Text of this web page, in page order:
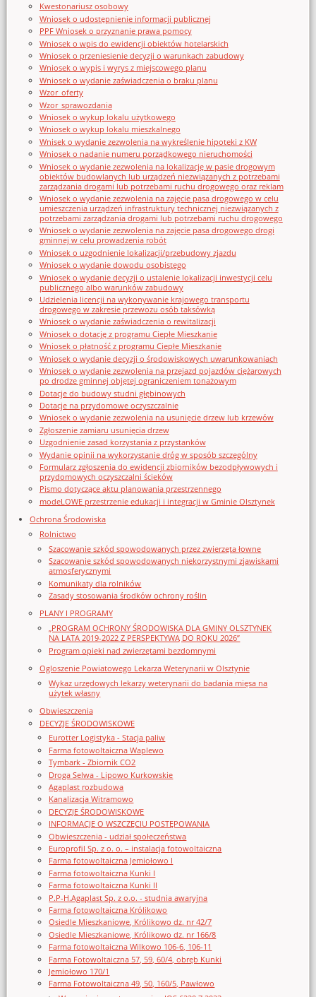
Kwestonariusz osobowy
Wniosek o udostępnienie informacji publicznej
PPF Wniosek o przyznanie prawa pomocy
Wniosek o wpis do ewidencji obiektów hotelarskich
Wniosek o przeniesienie decyzji o warunkach zabudowy
Wniosek o wypis i wyrys z miejscowego planu
Wniosek o wydanie zaświadczenia o braku planu
Wzor_oferty
Wzor_sprawozdania
Wniosek o wykup lokalu użytkowego
Wniosek o wykup lokalu mieszkalnego
Wnisek o wydanie zezwolenia na wykreślenie hipoteki z KW
Wniosek o nadanie numeru porządkowego nieruchomości
Wniosek o wydanie zezwolenia na lokalizację w pasie drogowym
obiektów budowlanych lub urządzeń niezwiązanych z potrzebami
zarządzania drogami lub potrzebami ruchu drogowego oraz reklam
Wniosek o wydanie zezwolenia na zajęcie pasa drogowego w celu
umieszczenia urządzeń infrastruktury technicznej niezwiązanych z
potrzebami zarządzania drogami lub potrzebami ruchu drogowego
Wniosek o wydanie zezwolenia na zajęcie pasa drogowego drogi
gminnej w celu prowadzenia robót
Wniosek o uzgodnienie lokalizacji/przebudowy zjazdu
Wniosek o wydanie dowodu osobistego
Wniosek o wydanie decyzji o ustalenie lokalizacji inwestycji celu
publicznego albo warunków zabudowy
Udzielenia licencji na wykonywanie krajowego transportu
drogowego w zakresie przewozu osób taksówką
Wniosek o wydanie zaświadczenia o rewitalizacji
Wniosek o dotację z programu Ciepłe Mieszkanie
Wniosek o płatność z programu Ciepłe Mieszkanie
Wniosek o wydanie decyzji o środowiskowych uwarunkowaniach
Wniosek o wydanie zezwolenia na przejazd pojazdów ciężarowych
po drodze gminnej objętej ograniczeniem tonażowym
Dotacje do budowy studni głębinowych
Dotacje na przydomowe oczyszczalnie
Wniosek o wydanie zezwolenia na usunięcie drzew lub krzewów
Zgłoszenie zamiaru usunięcia drzew
Uzgodnienie zasad korzystania z przystanków
Wydanie opinii na wykorzystanie dróg w sposób szczególny
Formularz zgłoszenia do ewidencji zbiorników bezodpływowych i
przydomowych oczyszczalni ścieków
Pismo dotyczące aktu planowania przestrzennego
modeLOWE przestrzenie edukacji i integracji w Gminie Olsztynek
Ochrona Środowiska
Rolnictwo
Szacowanie szkód spowodowanych przez zwierzęta łowne
Szacowanie szkód spowodowanych niekorzystnymi zjawiskami
atmosferycznymi
Komunikaty dla rolników
Zasady stosowania środków ochrony roślin
PLANY I PROGRAMY
„PROGRAM OCHRONY ŚRODOWISKA DLA GMINY OLSZTYNEK
NA LATA 2019-2022 Z PERSPEKTYWĄ DO ROKU 2026”
Program opieki nad zwierzętami bezdomnymi
Ogloszenie Powiatowego Lekarza Weterynarii w Olsztynie
Wykaz urzędowych lekarzy weterynarii do badania mięsa na
użytek własny
Obwieszczenia
DECYZJE ŚRODOWISKOWE
Eurotter Logistyka - Stacja paliw
Farma fotowoltaiczna Waplewo
Tymbark - Zbiornik CO2
Droga Selwa - Lipowo Kurkowskie
Agaplast rozbudowa
Kanalizacja Witramowo
DECYZJE ŚRODOWISKOWE
INFORMACJE O WSZCZĘCIU POSTĘPOWANIA
Obwieszczenia - udział społeczeństwa
Europrofil Sp. z o. o. – instalacja fotowoltaiczna
Farma fotowoltaiczna Jemiołowo I
Farma fotowoltaiczna Kunki I
Farma fotowoltaiczna Kunki II
P.P-H.Agaplast Sp. z o.o. - studnia awaryjna
Farma fotowoltaiczna Królikowo
Osiedle Mieszkaniowe, Królikowo dz. nr 42/7
Osiedle Mieszkaniowe, Królikowo dz. nr 166/8
Farma fotowoltaiczna Wilkowo 106-6, 106-11
Farma Fotowoltaiczna 57, 59, 60/4, obręb Kunki
Jemiołowo 170/1
Farma Fotowoltaiczna 49, 50, 160/5, Pawłowo